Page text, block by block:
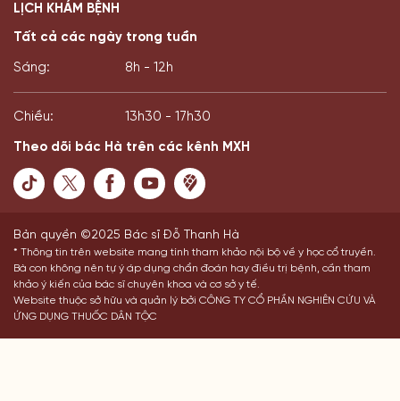
LỊCH KHÁM BỆNH
Tất cả các ngày trong tuần
Sáng: 8h - 12h
Chiều: 13h30 - 17h30
Theo dõi bác Hà trên các kênh MXH
Bản quyền ©2025 Bác sĩ Đỗ Thanh Hà
* Thông tin trên website mang tính tham khảo nội bộ về y học cổ truyền.
Bà con không nên tự ý áp dụng chẩn đoán hay điều trị bệnh, cần tham
khảo ý kiến của bác sĩ chuyên khoa và cơ sở y tế.
Website thuộc sở hữu và quản lý bởi CÔNG TY CỔ PHẦN NGHIÊN CỨU VÀ
ỨNG DỤNG THUỐC DÂN TỘC